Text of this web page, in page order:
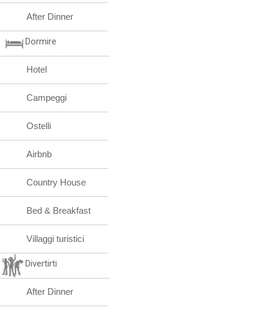
After Dinner
Dormire
Hotel
Campeggi
Ostelli
Airbnb
Country House
Bed & Breakfast
Villaggi turistici
Divertirti
After Dinner